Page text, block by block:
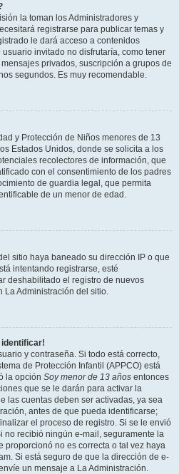
la toman los Administradores y
registrarse para publicar temas y
le dará acceso a contenidos
invitado no disfrutaría, como tener
privados, suscripción a grupos de
segundos. Es muy recomendable.
y Protección de Niños menores de 13
Estados Unidos, donde se solicita a los
recolectores de información, que
con el consentimiento de los padres
de guardia legal, que permita
de un menor de edad.
sitio haya baneado su dirección IP o que
intentando registrarse, esté
deshabilitado el registro de nuevos
La Administración del sitio.
identificar!
y contraseña. Si todo está correcto,
de Protección Infantil (APPCO) está
la opción Soy menor de 13 años entonces
que se le darán para activar la
las cuentas deben ser activadas, ya sea
antes de que pueda identificarse;
el proceso de registro. Si se le envió
no recibió ningún e-mail, seguramente la
proporcionó no es correcta o tal vez haya
Si está seguro de que la dirección de e-
un mensaje a La Administración.